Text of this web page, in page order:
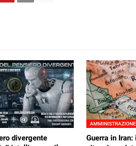
divergente
Guerra in